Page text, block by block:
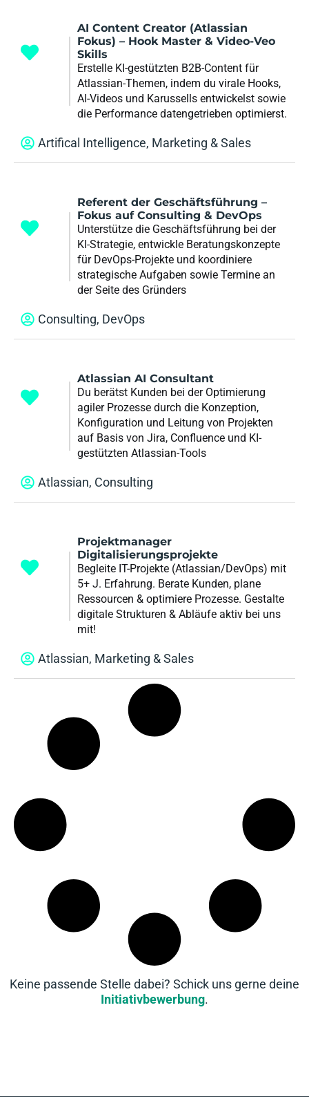
AI Content Creator (Atlassian
Fokus) – Hook Master & Video-Veo
Skills
Erstelle KI-gestützten B2B-Content für
Atlassian-Themen, indem du virale Hooks,
AI-Videos und Karussells entwickelst sowie
die Performance datengetrieben optimierst.
Artifical Intelligence, Marketing & Sales
Referent der Geschäftsführung –
Fokus auf Consulting & DevOps
Unterstütze die Geschäftsführung bei der
KI-Strategie, entwickle Beratungskonzepte
für DevOps-Projekte und koordiniere
strategische Aufgaben sowie Termine an
der Seite des Gründers
Consulting, DevOps
Atlassian AI Consultant
Du berätst Kunden bei der Optimierung
agiler Prozesse durch die Konzeption,
Konfiguration und Leitung von Projekten
auf Basis von Jira, Confluence und KI-
gestützten Atlassian-Tools
Atlassian, Consulting
Projektmanager
Digitalisierungsprojekte
Begleite IT-Projekte (Atlassian/DevOps) mit
5+ J. Erfahrung. Berate Kunden, plane
Ressourcen & optimiere Prozesse. Gestalte
digitale Strukturen & Abläufe aktiv bei uns
mit!
Atlassian, Marketing & Sales
Keine passende Stelle dabei? Schick uns gerne deine
Initiativbewerbung.